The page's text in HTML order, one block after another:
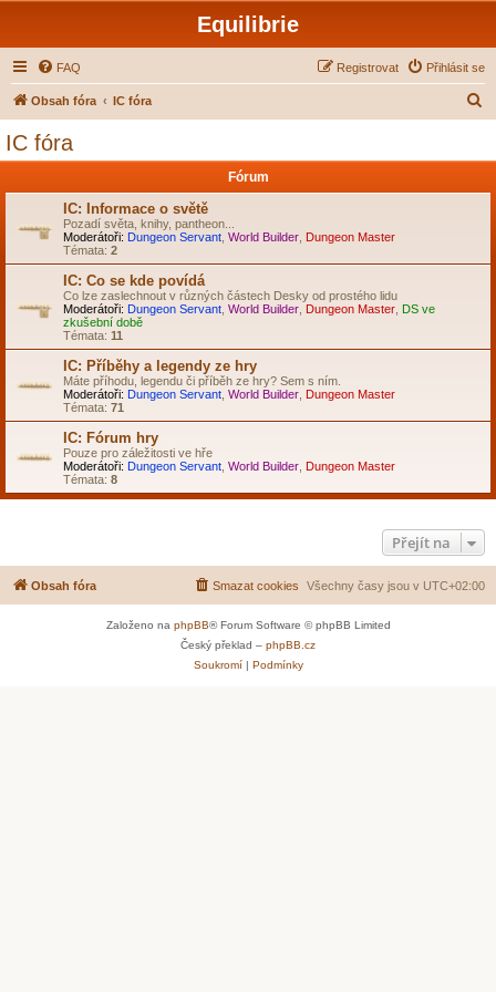
Equilibrie
FAQ Přihlásit se
Registrovat
Obsah fóra IC fóra
IC fóra
Fórum
IC: Informace o světě
Pozadí světa, knihy, pantheon...
Moderátoři: Dungeon Servant World Builder Dungeon Master
Témata: 2
IC: Co se kde povídá
Co lze zaslechnout v různých částech Desky od prostého lidu
Moderátoři: Dungeon Servant World Builder Dungeon Master DS ve
zkušební době
Témata: 11
IC: Příběhy a legendy ze hry
Máte příhodu, legendu či příběh ze hry? Sem s ním.
Moderátoři: Dungeon Servant World Builder Dungeon Master
Témata: 71
IC: Fórum hry
Pouze pro záležitosti ve hře
Moderátoři: Dungeon Servant World Builder Dungeon Master
Témata: 8
Přejít na
Obsah fóra Všechny časy jsou v UTC+02:00
Smazat cookies
Založeno na phpBB® Forum Software © phpBB Limited
Český překlad – phpBB.cz
Soukromí| Podmínky